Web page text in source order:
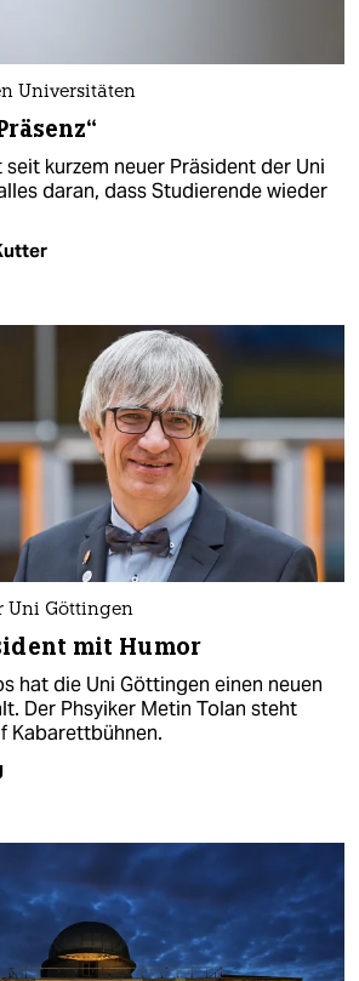
Universitäten
seit kurzem neuer Präsident der Uni
daran, dass Studierende wieder
Uni Göttingen
mit Humor
hat die Uni Göttingen einen neuen
Der Phsyiker Metin Tolan steht
Kabarettbühnen.